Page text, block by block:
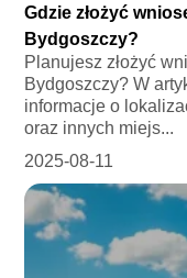
Gdzie złożyć
Bydgoszczy?
Planujesz złożyć
Bydgoszczy? W
informacje o
oraz innych miejs...
2025-08-11